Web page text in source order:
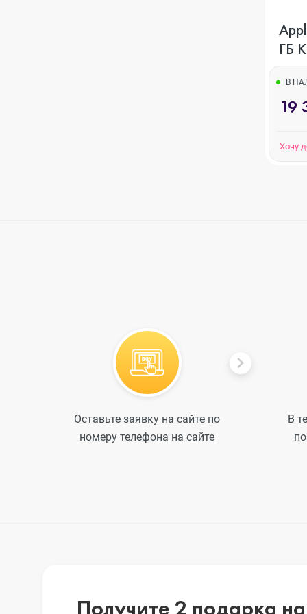
iPhone XS
iPhone XR
iPhone X
iPhone 7
iPhone 6s Plus
Apple
ГБ
В
19
Хочу
Оставьте заявку на сайте по
номеру телефона на сайте
В
Получите 2 подарка